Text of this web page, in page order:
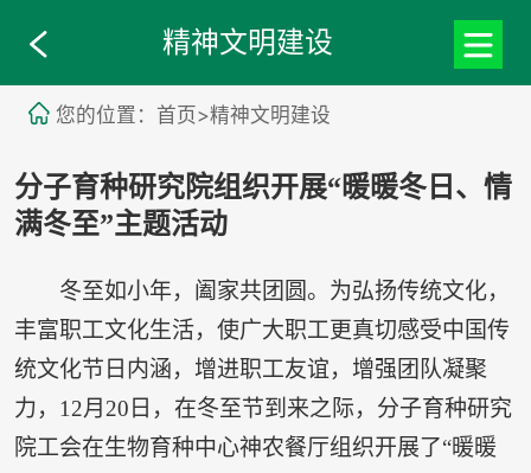
精神文明建设
您的位置：首页>精神文明建设
分子育种研究院组织开展“暖暖冬日、情
满冬至”主题活动
冬至如小年，阖家共团圆。为弘扬传统文化，
丰富职工文化生活，使广大职工更真切感受中国传
统文化节日内涵，增进职工友谊，增强团队凝聚
力，12月20日，在冬至节到来之际，分子育种研究
院工会在生物育种中心神农餐厅组织开展了“暖暖